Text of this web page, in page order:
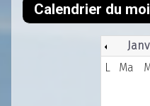
Calendrier du
L
Ma